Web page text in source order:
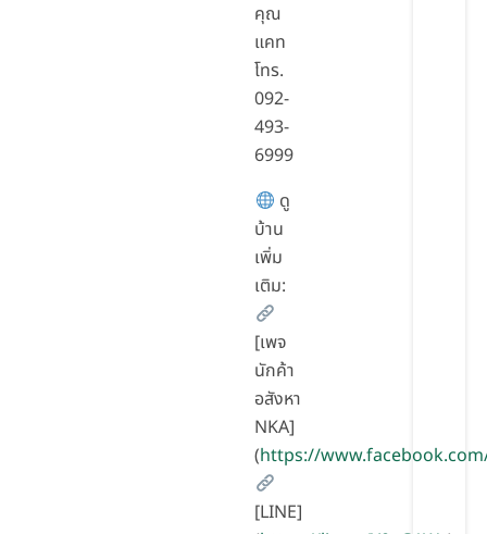
คุณ
แคท
โทร.
092-
493-
6999
ดู
บ้าน
เพิ่ม
เติม:
[เพจ
นักค้า
อสังหา
NKA]
(https://
[LINE]